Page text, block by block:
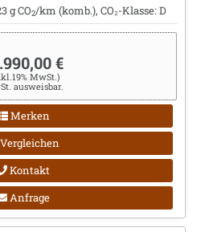
g CO2/km (komb.), CO₂-Klasse: D
€
MwSt.)
ausweisbar.
Merken
Vergleichen
Kontakt
Anfrage